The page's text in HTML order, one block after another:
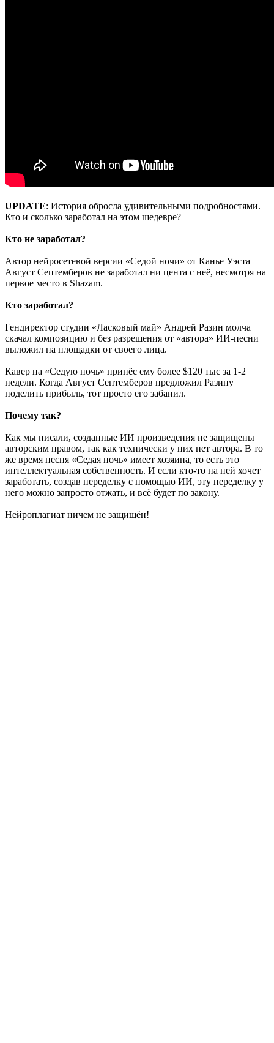
UPDATE: История обросла удивительными подробностями.
Кто и сколько заработал на этом шедевре?
Кто не заработал?
Автор нейросетевой версии «Седой ночи» от Канье Уэста
Август Септемберов не заработал ни цента с неё, несмотря на
первое место в Shazam.
Кто заработал?
Гендиректор студии «Ласковый май» Андрей Разин молча
скачал композицию и без разрешения от «автора» ИИ-песни
выложил на площадки от своего лица.
Кавер на «Седую ночь» принёс ему более $120 тыс за 1-2
недели. Когда Август Септемберов предложил Разину
поделить прибыль, тот просто его забанил.
Почему так?
Как мы писали, созданные ИИ произведения не защищены
авторским правом, так как технически у них нет автора. В то
же время песня «Седая ночь» имеет хозяина, то есть это
интеллектуальная собственность. И если кто-то на ней хочет
заработать, создав переделку с помощью ИИ, эту переделку у
него можно запросто отжать, и всё будет по закону.
Нейроплагиат ничем не защищён!